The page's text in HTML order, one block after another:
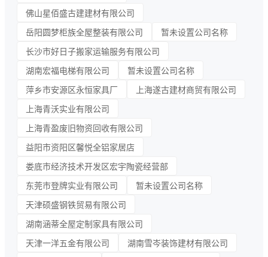
佛山星佰盛古建建材有限公司
岳阳圆梦柜族全屋整装有限公司 暂未设置公司名称
长沙市好日子搬家运输服务有限公司
湖南宏福电梯有限公司 暂未设置公司名称
萍乡市安源区永恒家具厂 上海遂古建材商贸有限公司
上海青沃实业有限公司
上海青盈废旧物资回收有限公司
益阳市资阳区馨悦全铝家居店
娄底市经济技术开发区宏宇陶瓷经营部
东莞市登牌实业有限公司 暂未设置公司名称
天津硕盛钢铁贸易有限公司
湖南涵蒂全屋定制家具有限公司
天津一洋五金有限公司 湖南雪岑装饰建材有限公司